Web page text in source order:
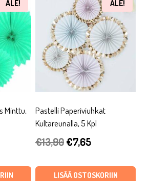
ALE!
Minttu,
ALE!
Pastelli Paperiviuhkat
Kultareunalla, 5 Kpl
€13,90Alkuperäinen
oli:
€7,65Nykyinen
on:
LISÄÄ OSTOSKORIIN